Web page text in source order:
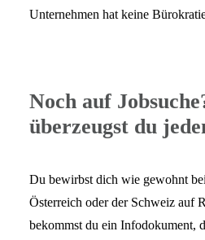
Unternehmen hat keine
Noch auf
überzeugst du
Du bewirbst dich wie gewohnt
Österreich oder der Schweiz auf
bekommst du ein Infodokument,